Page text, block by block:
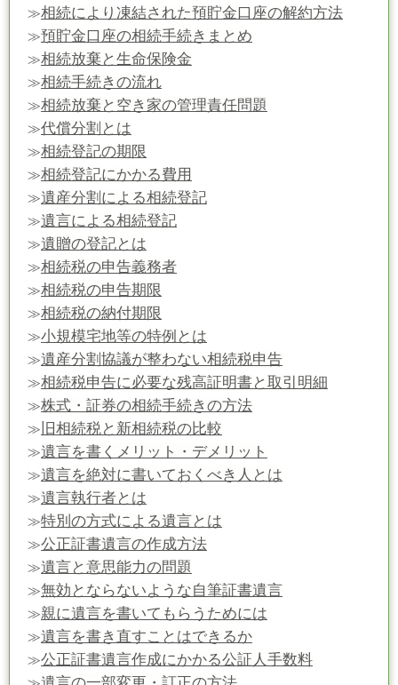
≫相続により凍結された預貯金口座の解約方法
≫預貯金口座の相続手続きまとめ
≫相続放棄と生命保険金
≫相続手続きの流れ
≫相続放棄と空き家の管理責任問題
≫代償分割とは
≫相続登記の期限
≫相続登記にかかる費用
≫遺産分割による相続登記
≫遺言による相続登記
≫遺贈の登記とは
≫相続税の申告義務者
≫相続税の申告期限
≫相続税の納付期限
≫小規模宅地等の特例とは
≫遺産分割協議が整わない相続税申告
≫相続税申告に必要な残高証明書と取引明細
≫株式・証券の相続手続きの方法
≫ 旧相続税と新相続税の比較
≫遺言を書くメリット・デメリット
≫遺言を絶対に書いておくべき人とは
≫遺言執行者とは
≫特別の方式による遺言とは
≫公正証書遺言の作成方法
≫遺言と意思能力の問題
≫無効とならないような自筆証書遺言
≫親に遺言を書いてもらうためには
≫遺言を書き直すことはできるか
≫公正証書遺言作成にかかる公証人手数料